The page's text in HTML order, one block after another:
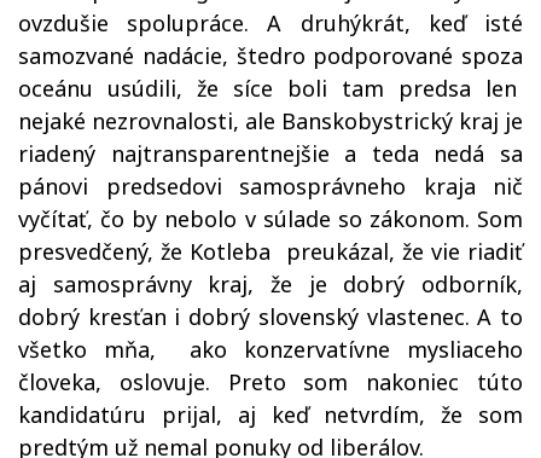
ovzdušie spolupráce. A druhýkrát, keď isté
samozvané nadácie, štedro podporované spoza
oceánu usúdili, že síce boli tam predsa len
nejaké nezrovnalosti, ale Banskobystrický kraj je
riadený najtransparentnejšie a teda nedá sa
pánovi predsedovi samosprávneho kraja nič
vyčítať, čo by nebolo v súlade so zákonom. Som
presvedčený, že Kotleba preukázal, že vie riadiť
aj samosprávny kraj, že je dobrý odborník,
dobrý kresťan i dobrý slovenský vlastenec. A to
všetko mňa, ako konzervatívne mysliaceho
človeka, oslovuje. Preto som nakoniec túto
kandidatúru prijal, aj keď netvrdím, že som
predtým už nemal ponuky od liberálov.